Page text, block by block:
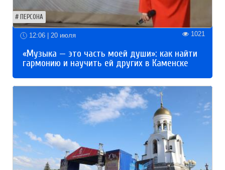
ПЕРСОНА
12:06 | 20 июля 1021
«Музыка — это часть моей души»: как найти
гармонию и научить ей других в Каменске